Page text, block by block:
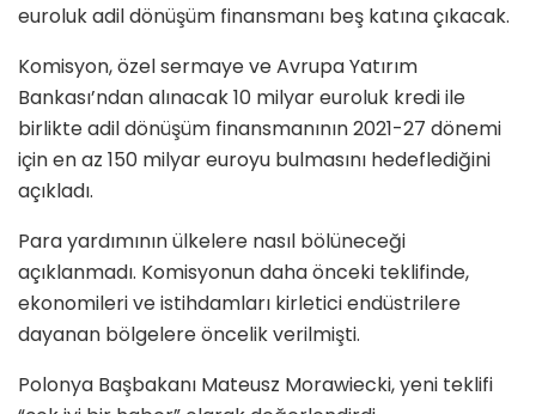
euroluk adil dönüşüm finansmanı beş katına çıkacak.
Komisyon, özel sermaye ve Avrupa Yatırım
Bankası’ndan alınacak 10 milyar euroluk kredi ile
birlikte adil dönüşüm finansmanının 2021-27 dönemi
için en az 150 milyar euroyu bulmasını hedeflediğini
açıkladı.
Para yardımının ülkelere nasıl bölüneceği
açıklanmadı. Komisyonun daha önceki teklifinde,
ekonomileri ve istihdamları kirletici endüstrilere
dayanan bölgelere öncelik verilmişti.
Polonya Başbakanı Mateusz Morawiecki, yeni teklifi